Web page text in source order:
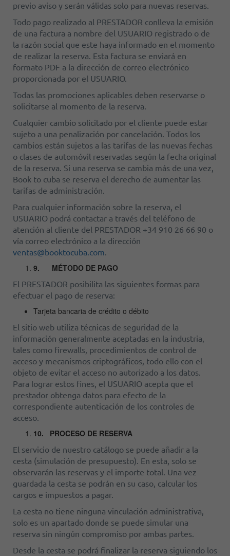
previo aviso y serán válidas solo para nuevas reservas.
Todo pago realizado al PRESTADOR conlleva la emisión
de una factura a nombre del USUARIO registrado o de
la razón social que este haya informado en el momento
de realizar la reserva. Esta factura se enviará en
formato PDF a la dirección de correo electrónico
proporcionada por el USUARIO.
Todas las promociones aplicables deben reservarse o
solicitarse al momento de la reserva.
Cualquier cambio solicitado por el cliente puede estar
sujeto a una penalización por cancelación. Todos los
cambios están sujetos a las tarifas de las nuevas fechas
o clases de automóvil reservadas según la fecha original
de la reserva. Si una reserva se cambia más de una vez,
Book to cuba se reserva el derecho de aumentar las
tarifas de administración.
Para cualquier información sobre la reserva, el
USUARIO podrá contactar a través del teléfono de
atención al cliente del PRESTADOR +34 910 26 66 90 o
vía correo electrónico a la dirección
ventas@booktocuba.com
9. MÉTODO DE PAGO
El PRESTADOR posibilita las siguientes formas para
efectuar el pago de reserva:
Tarjeta bancaria de crédito o débito
El sitio web utiliza técnicas de seguridad de la
información generalmente aceptadas en la industria,
tales como firewalls, procedimientos de control de
acceso y mecanismos criptográficos, todo ello con el
objeto de evitar el acceso no autorizado a los datos.
Para lograr estos fines, el USUARIO acepta que el
prestador obtenga datos para efecto de la
correspondiente autenticación de los controles de
acceso.
10. PROCESO DE RESERVA
El servicio de nuestro catálogo se puede añadir a la
cesta (simulación de presupuesto). En esta, solo se
observarán las reservas y el importe total. Una vez
guardada la cesta se podrán en su caso, calcular los
cargos e impuestos a pagar.
La cesta no tiene ninguna vinculación administrativa,
solo es un apartado donde se puede simular una
reserva sin ningún compromiso por ambas partes.
Desde la cesta se podrá finalizar la reserva siguiendo los